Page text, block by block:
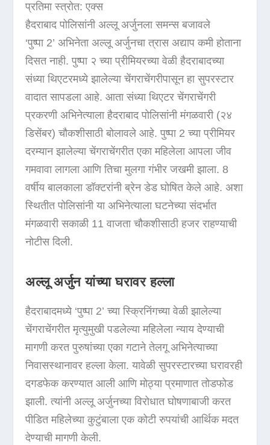
प्रतिमा स्त्रोत: एक्स
हैदराबाद पोलिसांनी अल्लू अर्जुनला समन्स बजावले
‘पुष्पा 2’ अभिनेता अल्लू अर्जुनचा त्रास अद्याप कमी होताना
दिसत नाही. पुष्पा २ च्या प्रीमियरच्या वेळी हैदराबादच्या
संध्या थिएटरमध्ये झालेल्या चेंगराचेंगरीपासून हा सुपरस्टार
वादात सापडला आहे. आता संध्या थिएटर चेंगराचेंगरी
प्रकरणी अभिनेत्याला हैदराबाद पोलिसांनी मंगळवारी (२४
डिसेंबर) चौकशीसाठी बोलावले आहे. पुष्पा 2 च्या प्रीमियर
दरम्यान झालेल्या चेंगराचेंगरीत एका महिलेला आपला जीव
गमवावा लागला आणि तिचा मुलगा गंभीर जखमी झाला. 8
वर्षीय बालकाला डॉक्टरांनी ब्रेन डेड घोषित केले आहे. अशा
स्थितीत पोलिसांनी या अभिनेत्याला घटनेच्या संदर्भात
मंगळवारी सकाळी 11 वाजता चौकशीसाठी हजर राहण्याची
नोटीस दिली.
अल्लू अर्जुन यांच्या घरावर हल्ला
हैदराबादमध्ये ‘पुष्पा 2’ च्या स्क्रिनिंगच्या वेळी झालेल्या
चेंगराचेंगरीत मृत्युमुखी पडलेल्या महिलेला न्याय देण्याची
मागणी करत पुरुषांच्या एका गटाने तेलगू अभिनेत्याच्या
निवासस्थानावर हल्ला केला. यावेळी सुपरस्टारच्या घरावरही
दगडफेक करण्यात आली आणि मोठ्या प्रमाणात तोडफोड
झाली. त्यांनी अल्लू अर्जुनच्या विरोधात घोषणाबाजी करत
पीडित महिलेच्या कुटुंबाला एक कोटी रुपयांची आर्थिक मदत
देण्याची मागणी केली.